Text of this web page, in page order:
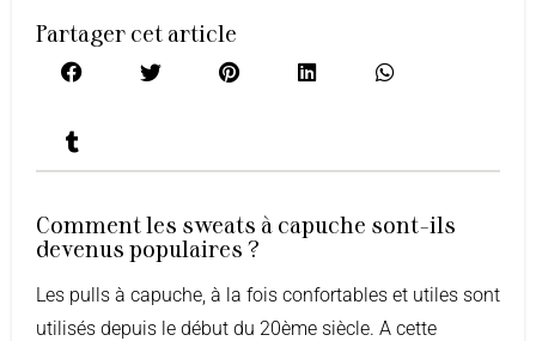
Partager cet article
Comment les sweats à capuche sont-ils
devenus populaires ?
Les pulls à capuche, à la fois confortables et utiles sont
utilisés depuis le début du 20ème siècle. A cette